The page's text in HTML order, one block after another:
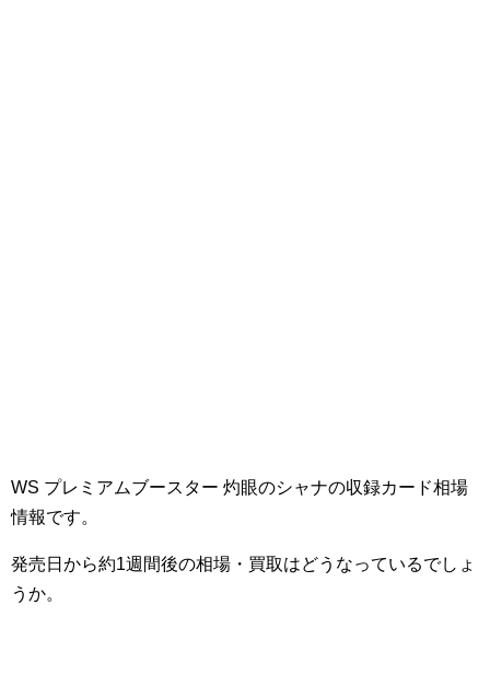
WS プレミアムブースター 灼眼のシャナの収録カード相場
情報です。
発売日から約1週間後の相場・買取はどうなっているでしょ
うか。